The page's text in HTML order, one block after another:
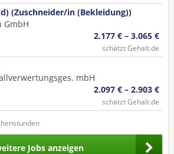
(Zuschneider/in (Bekleidung))
GmbH
2.177 € – 3.065 €
schätzt Gehalt.de
mbH
2.097 € – 2.903 €
schätzt Gehalt.de
Jobs anzeigen